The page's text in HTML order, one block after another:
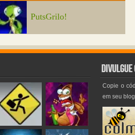
PutsGrilo!
Copie o
em seu